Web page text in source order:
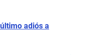
adiós a